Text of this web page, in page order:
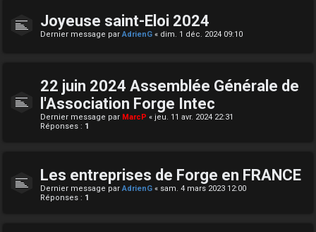
Joyeuse saint-Eloi 2024
Dernier message parAdrienG « dim. 1 déc. 2024 09:10
22 juin 2024 Assemblée Générale de
l'Association Forge Intec
Dernier message par MarcP « jeu. 11 avr. 2024 22:31
Réponses : 1
Les entreprises de Forge en FRANCE
Dernier message parAdrienG « sam. 4 mars 2023 12:00
Réponses : 1